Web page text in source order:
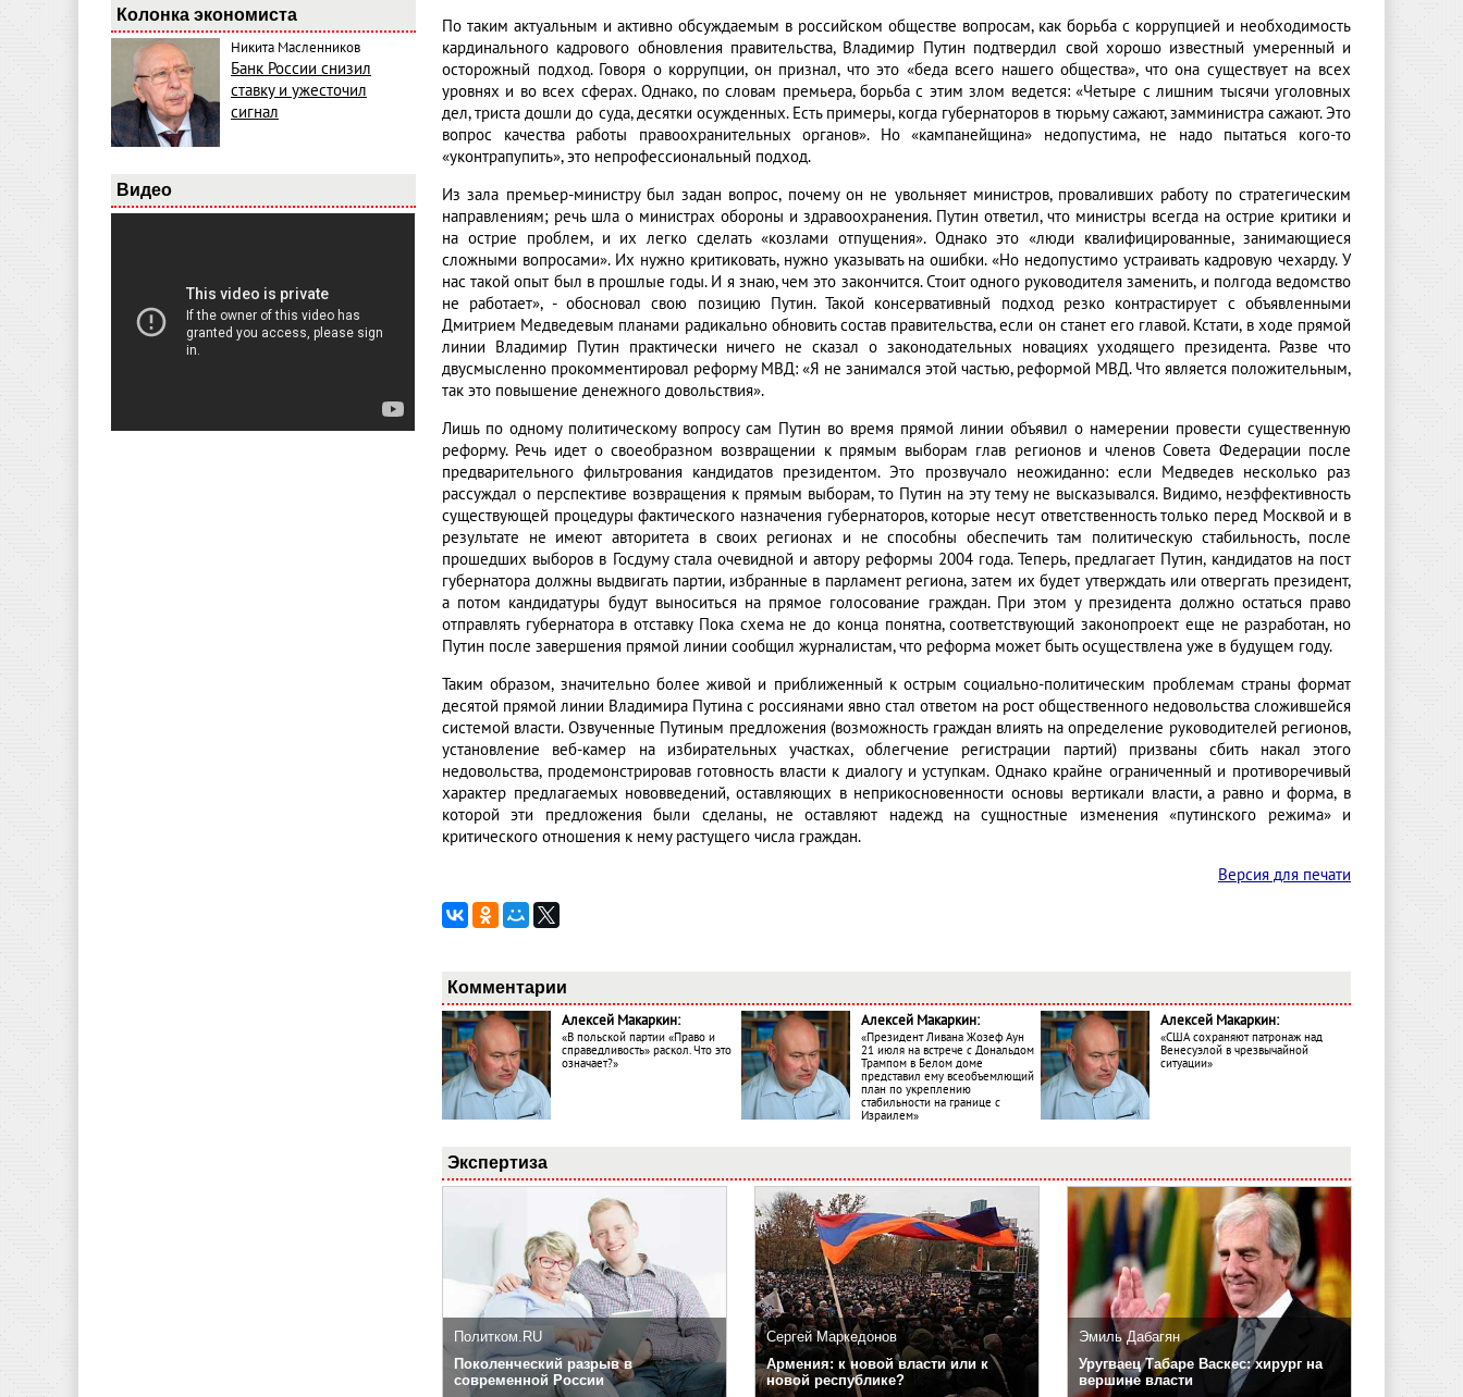
Колонка экономиста
Никита Масленников
Банк России снизил
ставку и ужесточил
сигнал
Видео
По таким актуальным и активно обсуждаемым в российском обществе вопросам, как борьба с коррупцией и необходимость
кардинального кадрового обновления правительства, Владимир Путин подтвердил свой хорошо известный умеренный и
осторожный подход. Говоря о коррупции, он признал, что это «беда всего нашего общества», что она существует на всех
уровнях и во всех сферах. Однако, по словам премьера, борьба с этим злом ведется: «Четыре с лишним тысячи уголовных
дел, триста дошли до суда, десятки осужденных. Есть примеры, когда губернаторов в тюрьму сажают, замминистра сажают. Это
вопрос качества работы правоохранительных органов». Но «кампанейщина» недопустима, не надо пытаться кого-то
«уконтрапупить», это непрофессиональный подход.
Из зала премьер-министру был задан вопрос, почему он не увольняет министров, проваливших работу по стратегическим
направлениям; речь шла о министрах обороны и здравоохранения. Путин ответил, что министры всегда на острие критики и
на острие проблем, и их легко сделать «козлами отпущения». Однако это «люди квалифицированные, занимающиеся
сложными вопросами». Их нужно критиковать, нужно указывать на ошибки. «Но недопустимо устраивать кадровую чехарду. У
нас такой опыт был в прошлые годы. И я знаю, чем это закончится. Стоит одного руководителя заменить, и полгода ведомство
не работает», - обосновал свою позицию Путин. Такой консервативный подход резко контрастирует с объявленными
Дмитрием Медведевым планами радикально обновить состав правительства, если он станет его главой. Кстати, в ходе прямой
линии Владимир Путин практически ничего не сказал о законодательных новациях уходящего президента. Разве что
двусмысленно прокомментировал реформу МВД: «Я не занимался этой частью, реформой МВД. Что является положительным,
так это повышение денежного довольствия».
Лишь по одному политическому вопросу сам Путин во время прямой линии объявил о намерении провести существенную
реформу. Речь идет о своеобразном возвращении к прямым выборам глав регионов и членов Совета Федерации после
предварительного фильтрования кандидатов президентом. Это прозвучало неожиданно: если Медведев несколько раз
рассуждал о перспективе возвращения к прямым выборам, то Путин на эту тему не высказывался. Видимо, неэффективность
существующей процедуры фактического назначения губернаторов, которые несут ответственность только перед Москвой и в
результате не имеют авторитета в своих регионах и не способны обеспечить там политическую стабильность, после
прошедших выборов в Госдуму стала очевидной и автору реформы 2004 года. Теперь, предлагает Путин, кандидатов на пост
губернатора должны выдвигать партии, избранные в парламент региона, затем их будет утверждать или отвергать президент,
а потом кандидатуры будут выноситься на прямое голосование граждан. При этом у президента должно остаться право
отправлять губернатора в отставку Пока схема не до конца понятна, соответствующий законопроект еще не разработан, но
Путин после завершения прямой линии сообщил журналистам, что реформа может быть осуществлена уже в будущем году.
Таким образом, значительно более живой и приближенный к острым социально-политическим проблемам страны формат
десятой прямой линии Владимира Путина с россиянами явно стал ответом на рост общественного недовольства сложившейся
системой власти. Озвученные Путиным предложения (возможность граждан влиять на определение руководителей регионов,
установление веб-камер на избирательных участках, облегчение регистрации партий) призваны сбить накал этого
недовольства, продемонстрировав готовность власти к диалогу и уступкам. Однако крайне ограниченный и противоречивый
характер предлагаемых нововведений, оставляющих в неприкосновенности основы вертикали власти, а равно и форма, в
которой эти предложения были сделаны, не оставляют надежд на сущностные изменения «путинского режима» и
критического отношения к нему растущего числа граждан.
Версия для печати
Комментарии
Алексей Макаркин:
«В польской партии «Право и
справедливость» раскол. Что это
означает?»
Алексей Макаркин:
«Президент Ливана Жозеф Аун
21 июля на встрече с Дональдом
Трампом в Белом доме
представил ему всеобъемлющий
план по укреплению
стабильности на границе с
Израилем»
Алексей Макаркин:
«США сохраняют патронаж над
Венесуэлой в чрезвычайной
ситуации»
Экспертиза
Политком.RU
Поколенческий разрыв в
современной России
Сергей Маркедонов
Армения: к новой власти или к
новой республике?
Эмиль Дабагян
Уругваец Табаре Васкес: хирург на
вершине власти